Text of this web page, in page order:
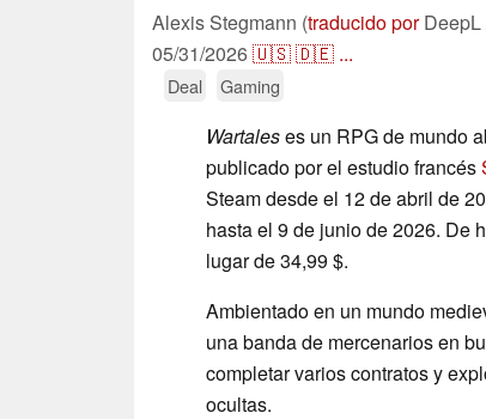
Alexis Stegmann (traducido porDeepL
05/31/2026🇺🇸🇩🇪 ...
Deal Gaming
Wartaleses un RPG de mundo
publicado por el estudio francés
Steam desde el 12 de abril de
hasta el 9 de junio de 2026. De
lugar de 34,99 $.
Ambientado en un mundo
una banda de mercenarios en
completar varios contratos y
ocultas.